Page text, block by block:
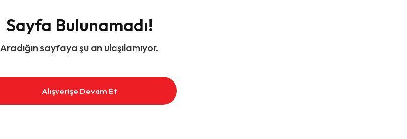
Sayfa Bulunamadı!
Aradığın sayfaya şu an ulaşılamıyor.
Alışverişe Devam Et